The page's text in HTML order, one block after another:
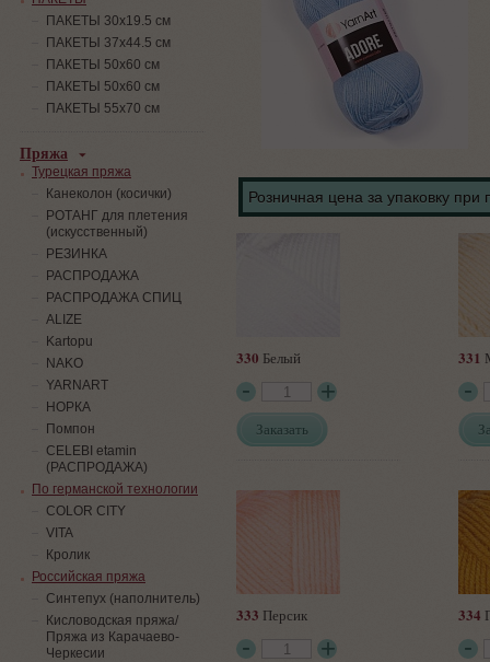
Розничная цена за упаковку при
330 Белый
Заказать
331
333 Персик 334
ПАКЕТЫ 30х19.5 см
ПАКЕТЫ 37х44.5 см
ПАКЕТЫ 50х60 см
ПАКЕТЫ 50х60 см
ПАКЕТЫ 55х70 см
Пряжа
Турецкая пряжа
Канеколон (косички)
РОТАНГ для плетения
(искусственный)
PЕЗИНКА
РАСПРОДАЖА
РАСПРОДАЖА СПИЦ
ALIZE
Kartopu
NAKO
YARNART
НОРКА
Помпон
СELEBI etamin
(РАСПРОДАЖА)
По германской технологии
COLOR CITY
VITA
Кролик
Российская пряжа
Синтепух (наполнитель)
Кисловодская пряжа/
Пряжа из Карачаево-
Черкесии